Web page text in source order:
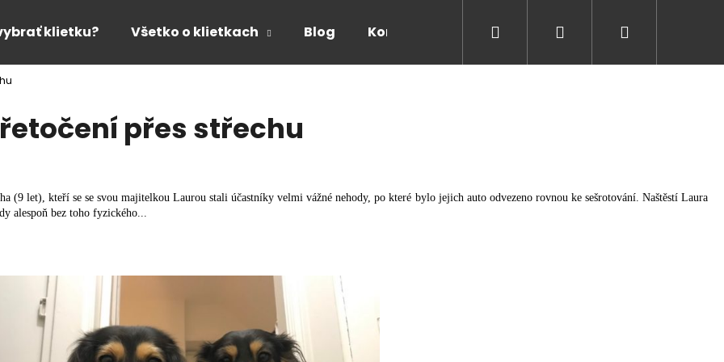
klietku? Všetko o klietkach Blog Kontakty Hľadať Prihlásenie
přes střechu
let), kteří se se svou majitelkou Laurou stali účastníky velmi vážné nehody, po které bylo jejich auto odvezeno rovnou ke sešrotování. Naštěstí Laura
alespoň bez toho fyzického...
Čo potrebujete nájsť?
Odporúčame